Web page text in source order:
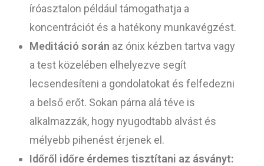
íróasztalon például támogathatja a
koncentrációt és a hatékony munkavégzést.
Meditáció során az ónix kézben tartva vagy
a test közelében elhelyezve segít
lecsendesíteni a gondolatokat és felfedezni
a belső erőt. Sokan párna alá téve is
alkalmazzák, hogy nyugodtabb alvást és
mélyebb pihenést érjenek el.
Időről időre érdemes tisztítani az ásványt: